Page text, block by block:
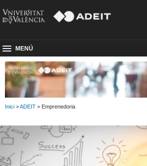
MENÚ
Inici >ADEIT > Emprenedoria